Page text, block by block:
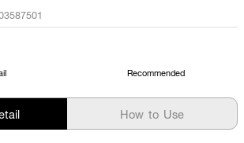
Recommended
How to Use